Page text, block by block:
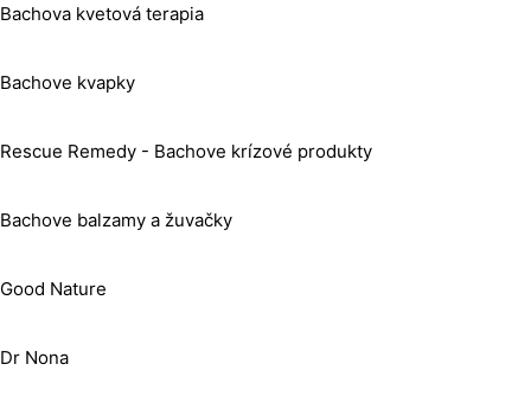
Bachova kvetová terapia
Bachove kvapky
Rescue Remedy - Bachove krízové produkty
Bachove balzamy a žuvačky
Good Nature
Dr Nona